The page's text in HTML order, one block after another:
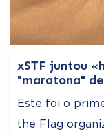
xSTF juntou
"maratona"
Este foi o
the Flag